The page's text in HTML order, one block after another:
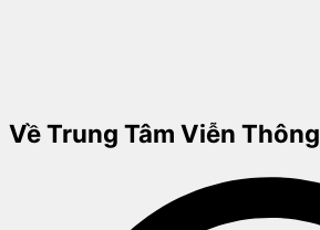
Về Trung Tâm Viễn Thông